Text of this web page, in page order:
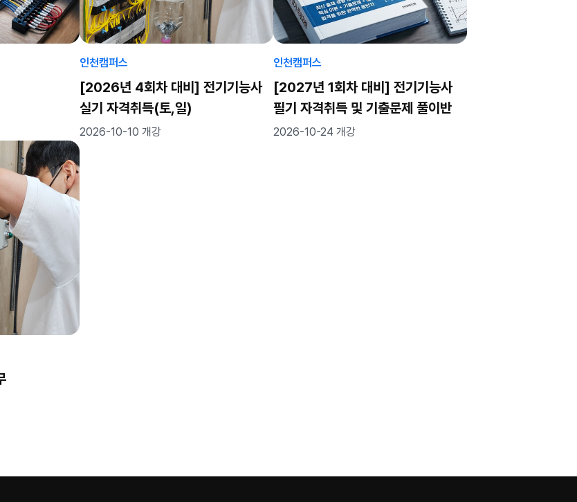
인천캠퍼스
[2026년 4회차 대비] 전기기능사
실기 자격취득(토,일)
2026-10-10 개강
인천캠퍼스
[2027년 1회차 대비] 전기기능사
필기 자격취득 및 기출문제 풀이반
2026-10-24 개강